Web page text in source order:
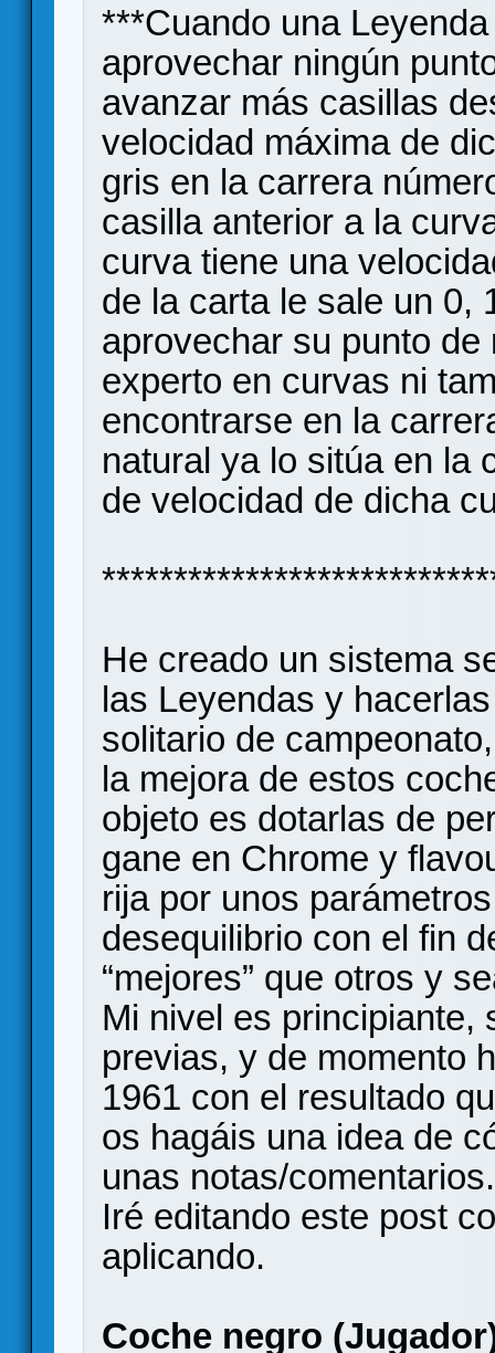
***Cuando una
aprovechar ningún
avanzar más casillas
velocidad máxima de
gris en la carrera
casilla anterior a la
curva tiene una
de la carta le sale un 0,
aprovechar su punto
experto en curvas ni
encontrarse en la
natural ya lo sitúa en la
de velocidad de dicha
He creado un sistema
las Leyendas y
solitario de
la mejora de estos
objeto es dotarlas de
gane en Chrome y
rija por unos
desequilibrio con el fin
“mejores” que otros y
Mi nivel es principiante,
previas, y de momento
1961 con el resultado
os hagáis una idea de
unas notas/comentarios.
Iré editando este post
aplicando.
Coche negro